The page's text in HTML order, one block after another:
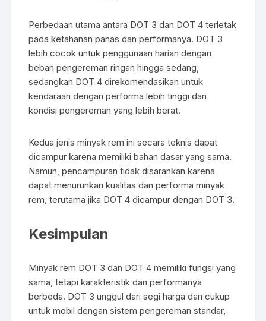
Perbedaan utama antara DOT 3 dan DOT 4 terletak
pada ketahanan panas dan performanya. DOT 3
lebih cocok untuk penggunaan harian dengan
beban pengereman ringan hingga sedang,
sedangkan DOT 4 direkomendasikan untuk
kendaraan dengan performa lebih tinggi dan
kondisi pengereman yang lebih berat.
Kedua jenis minyak rem ini secara teknis dapat
dicampur karena memiliki bahan dasar yang sama.
Namun, pencampuran tidak disarankan karena
dapat menurunkan kualitas dan performa minyak
rem, terutama jika DOT 4 dicampur dengan DOT 3.
Kesimpulan
Minyak rem DOT 3 dan DOT 4 memiliki fungsi yang
sama, tetapi karakteristik dan performanya
berbeda. DOT 3 unggul dari segi harga dan cukup
untuk mobil dengan sistem pengereman standar,